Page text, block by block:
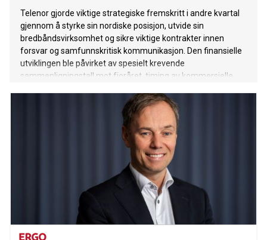
Telenor gjorde viktige strategiske fremskritt i andre kvartal
gjennom å styrke sin nordiske posisjon, utvide sin
bredbåndsvirksomhet og sikre viktige kontrakter innen
forsvar og samfunnskritisk kommunikasjon. Den finansielle
utviklingen ble påvirket av spesielt krevende
sammenligningstall mot fjoråret, timing av kommersielle
transformasjon, samt en fortsatt krevende
makroøkonomisk situasjon i Bangladesh.